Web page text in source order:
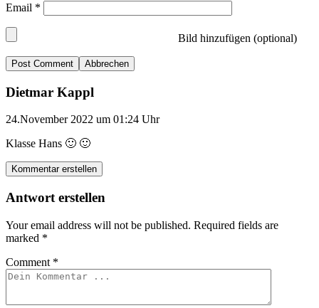
Email *
Bild hinzufügen (optional)
Abbrechen
Dietmar Kappl
24.November 2022 um 01:24 Uhr
Klasse Hans 🙂 🙂
Kommentar erstellen
Antwort erstellen
Your email address will not be published. Required fields are
marked *
Comment *